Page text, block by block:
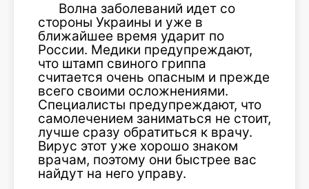
Волна заболеваний идет со
стороны Украины и уже в
ближайшее время ударит по
России. Медики предупреждают,
что штамп свиного гриппа
считается очень опасным и прежде
всего своими осложнениями.
Специалисты предупреждают, что
самолечением заниматься не стоит,
лучше сразу обратиться к врачу.
Вирус этот уже хорошо знаком
врачам, поэтому они быстрее вас
найдут на него управу.